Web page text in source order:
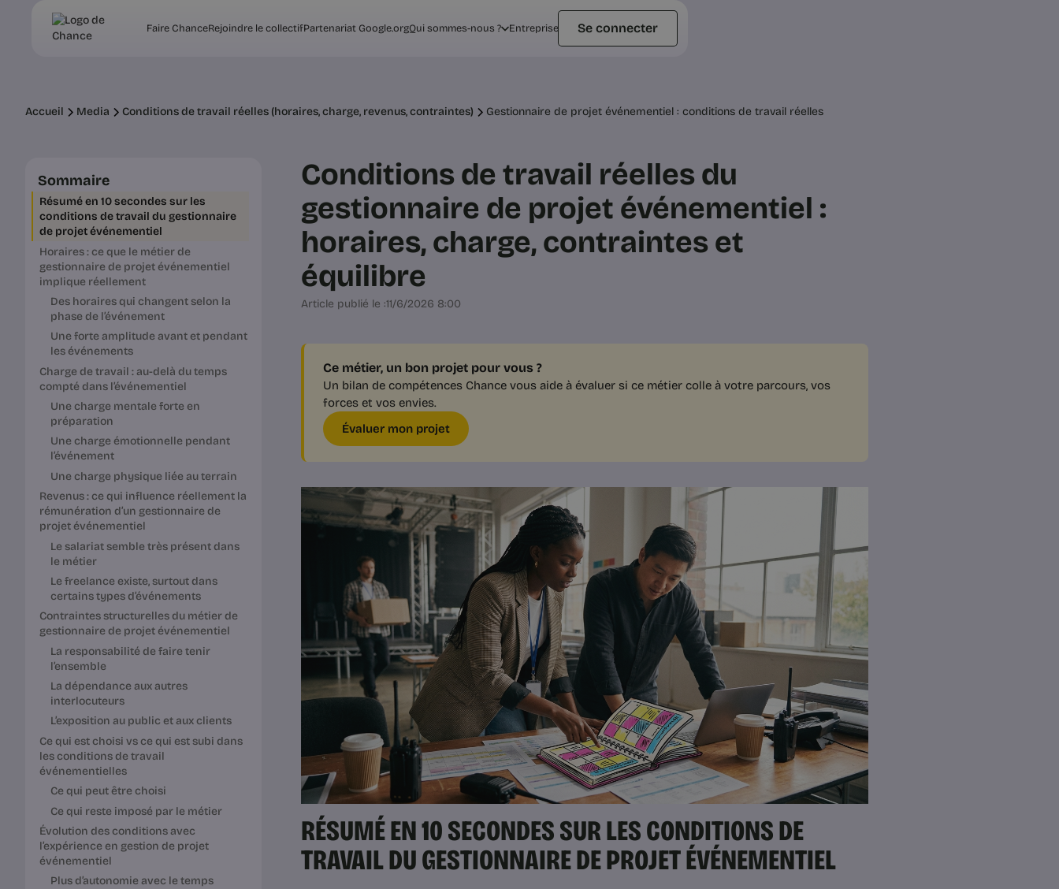
Faire ChanceRejoindre le collectifPartenariat Google.orgQui sommes-nous ? Entreprise Se connecter
Accueil Media Conditions de travail réelles (horaires, charge, revenus, contraintes) Gestionnaire de projet événementiel : conditions de travail réelles
Sommaire
Résumé en 10 secondes sur les
conditions de travail du gestionnaire
de projet événementiel
Horaires : ce que le métier de
gestionnaire de projet événementiel
implique réellement
Des horaires qui changent selon la
phase de l’événement
Une forte amplitude avant et pendant
les événements
Charge de travail : au-delà du temps
compté dans l’événementiel
Une charge mentale forte en
préparation
Une charge émotionnelle pendant
l’événement
Une charge physique liée au terrain
Revenus : ce qui influence réellement la
rémunération d’un gestionnaire de
projet événementiel
Le salariat semble très présent dans
le métier
Le freelance existe, surtout dans
certains types d’événements
Contraintes structurelles du métier de
gestionnaire de projet événementiel
La responsabilité de faire tenir
l’ensemble
La dépendance aux autres
interlocuteurs
L’exposition au public et aux clients
Ce qui est choisi vs ce qui est subi dans
les conditions de travail
événementielles
Ce qui peut être choisi
Ce qui reste imposé par le métier
Évolution des conditions avec
l’expérience en gestion de projet
événementiel
Plus d’autonomie avec le temps
Conditions de travail réelles du
gestionnaire de projet événementiel :
horaires, charge, contraintes et
équilibre
Article publié le :11/6/2026 8:00
Ce métier, un bon projet pour vous ?
Un bilan de compétences Chance vous aide à évaluer si ce métier colle à votre parcours, vos
forces et vos envies.
Évaluer mon projet
RÉSUMÉ EN 10 SECONDES SUR LES CONDITIONS DE
TRAVAIL DU GESTIONNAIRE DE PROJET ÉVÉNEMENTIEL